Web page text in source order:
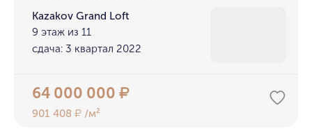
Kazakov Grand Loft
9 этаж из 11
сдача: 3 квартал 2022
64 000 000₽
901 408₽ /м²